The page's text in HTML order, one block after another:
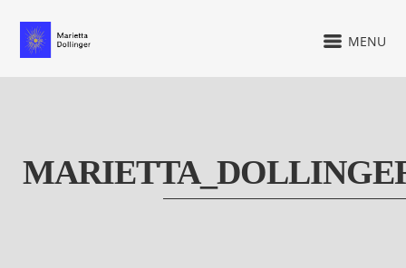
MENU